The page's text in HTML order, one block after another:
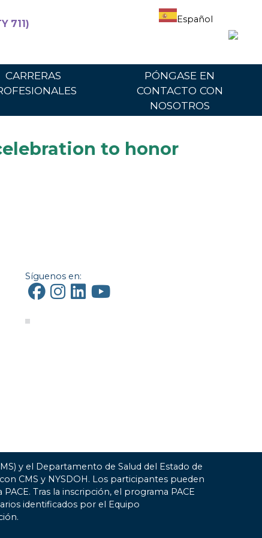
711)
Español
Para proveedores Portal del proveedor
CARRERAS
PÓNGASE EN
CONTACTO CON
NOSOTROS
to honor
Síguenos en:
y el Departamento de Salud del Estado de
CMS y NYSDOH. Los participantes pueden
Tras la inscripción, el programa PACE
identificados por el Equipo